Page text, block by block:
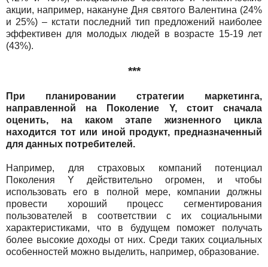
акции, например, накануне Дня святого Валентина (24%
и 25%) – кстати последний тип предложений наиболее
эффективен для молодых людей в возрасте 15-19 лет
(43%).
***
При планировании стратегии маркетинга,
направленной на Поколение Y, стоит сначала
оценить, на каком этапе жизненного цикла
находится тот или иной продукт, предназначенный
для данных потребителей.
Например, для страховых компаний потенциал
Поколения Y действительно огромен, и чтобы
использовать его в полной мере, компании должны
провести хороший процесс сегментирования
пользователей в соответствии с их социальными
характеристиками, что в будущем поможет получать
более высокие доходы от них. Среди таких социальных
особенностей можно выделить, например, образование.